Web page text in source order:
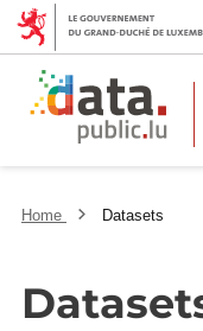
Home Datasets